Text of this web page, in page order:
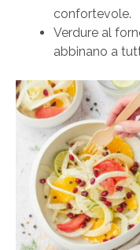
confortevole.
Verdure al
abbinano a